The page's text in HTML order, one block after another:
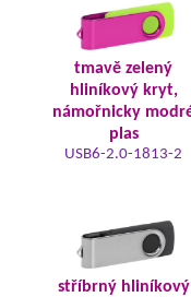
tmavě zelený
hliníkový kryt,
námořnicky
plas
USB6-2.0-1813-2
stříbrný hliníkový